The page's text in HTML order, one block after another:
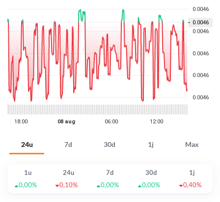
24u 7d 30d 1j Max
1u 24u 7d 30d
1j
0,00%
0,10% 0,00% 0,00% 0,40%